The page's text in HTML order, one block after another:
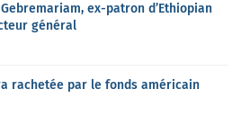
ex-patron d’Ethiopian
général
rachetée par le fonds américain